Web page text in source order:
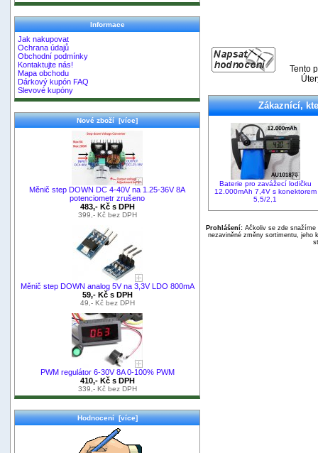
Informace
Jak nakupovat
Ochrana údajů
Obchodní podmínky
Kontaktujte nás!
Mapa obchodu
Dárkový kupón FAQ
Slevové kupóny
Nové zboží [více]
Měnič step DOWN DC 4-40V na 1.25-36V 8A
potenciometr zrušeno
483,- Kč s DPH
399,- Kč bez DPH
Měnič step DOWN analog 5V na 3,3V LDO 800mA
59,- Kč s DPH
49,- Kč bez DPH
PWM regulátor 6-30V 8A 0-100% PWM
410,- Kč s DPH
339,- Kč bez DPH
Hodnocení [více]
Tento
Zákaznící,
Baterie pro zavážecí lodičku
12.000mAh 7,4V s konektorem
5,5/2,1
Prohlášení:Ačkoliv se zde snažíme
nezaviněné změny sortimentu, jeho